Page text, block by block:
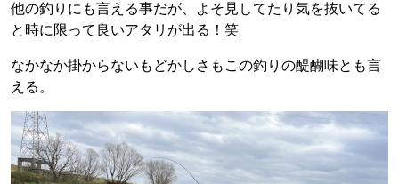
他の釣りにも言える事だが、よそ見してたり気を抜いてる
と時に限って良いアタリが出る！笑
なかなか掛からないもどかしさもこの釣りの醍醐味とも言
える。